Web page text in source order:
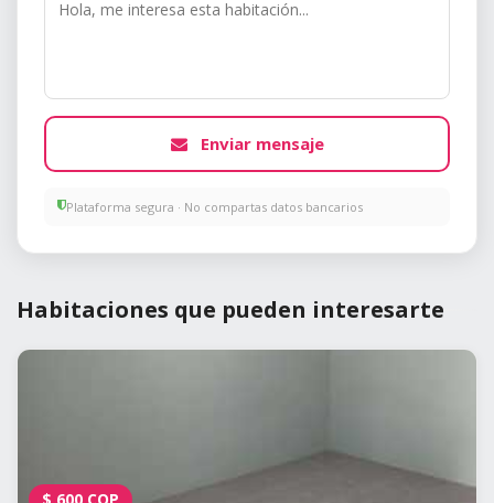
Enviar mensaje
Plataforma segura · No compartas datos bancarios
Habitaciones que pueden interesarte